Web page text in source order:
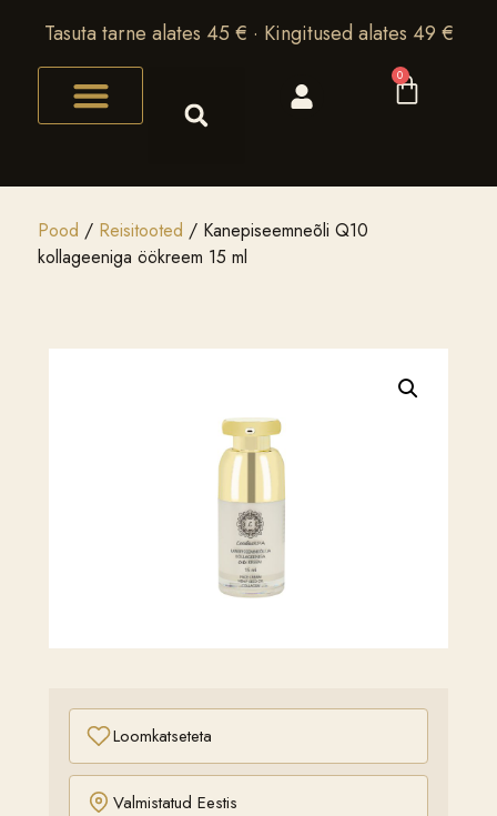
Tasuta tarne alates 45 € · Kingitused alates 49 €
0
Pood / Reisitooted / Kanepiseemneõli Q10
kollageeniga öökreem 15 ml
Loomkatseteta
Valmistatud Eestis